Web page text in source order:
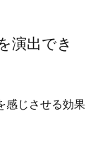
演出でき
感じさせる効果